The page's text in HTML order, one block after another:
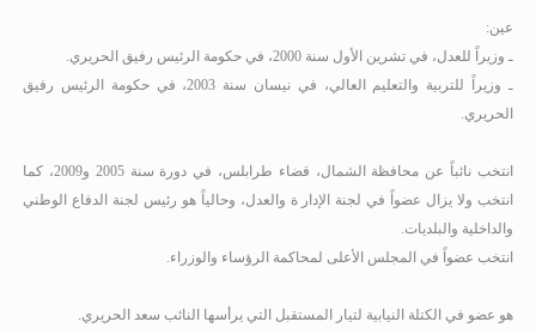
عين:
ـ وزيراً للعدل، في تشرين الأول سنة 2000، في حكومة الرئيس رفيق الحريري.
ـ وزيراً للتربية والتعليم العالي، في نيسان سنة 2003، في حكومة الرئيس رفيق
الحريري.
انتخب نائباً عن محافظة الشمال، قضاء طرابلس، في دورة سنة 2005 و2009، كما
انتخب ولا يزال عضواً في لجنة الإدار ة والعدل، وحالياً هو رئيس لجنة الدفاع الوطني
والداخلية والبلديات.
انتخب عضواً في المجلس الأعلى لمحاكمة الرؤساء والوزراء.
هو عضو في الكتلة النيابية لتيار المستقبل التي يرأسها النائب سعد الحريري.